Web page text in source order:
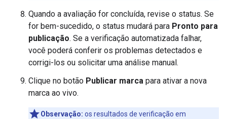
Quando a avaliação for concluída, revise o status. Se
for bem-sucedido, o status mudará para Pronto para
publicação. Se a verificação automatizada falhar,
você poderá conferir os problemas detectados e
corrigi-los ou solicitar uma análise manual.
Clique no botão Publicar marca para ativar a nova
marca ao vivo.
Observação: os resultados de verificação em